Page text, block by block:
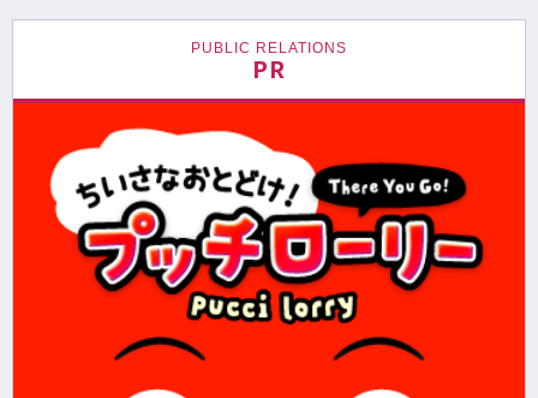
PUBLIC RELATIONS
PR